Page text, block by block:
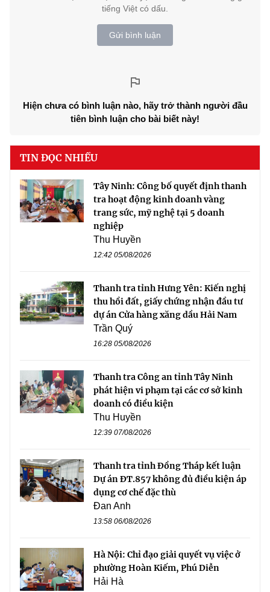
tiếng Việt có dấu.
Gửi bình luận
Hiện chưa có bình luận nào, hãy trở thành người đầu
tiên bình luận cho bài biết này!
TIN ĐỌC NHIỀU
Tây Ninh: Công bố quyết định thanh
tra hoạt động kinh doanh vàng
trang sức, mỹ nghệ tại 5 doanh
nghiệp
Thu Huyền
12:42 05/08/2026
Thanh tra tỉnh Hưng Yên: Kiến nghị
thu hồi đất, giấy chứng nhận đầu tư
dự án Cửa hàng xăng dầu Hải Nam
Trần Quý
16:28 05/08/2026
Thanh tra Công an tỉnh Tây Ninh
phát hiện vi phạm tại các cơ sở kinh
doanh có điều kiện
Thu Huyền
12:39 07/08/2026
Thanh tra tỉnh Đồng Tháp kết luận
Dự án ĐT.857 không đủ điều kiện áp
dụng cơ chế đặc thù
Đan Anh
13:58 06/08/2026
Hà Nội: Chỉ đạo giải quyết vụ việc ở
phường Hoàn Kiếm, Phú Diễn
Hải Hà